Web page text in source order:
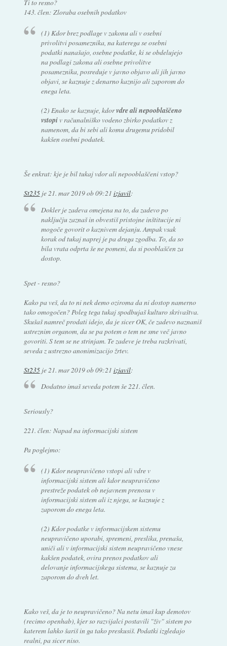
Ti to resno?
143. člen: Zloraba osebnih podatkov
(1) Kdor brez podlage v zakonu ali v osebni
privolitvi posameznika, na katerega se osebni
podatki nanašajo, osebne podatke, ki se obdelujejo
na podlagi zakona ali osebne privolitve
posameznika, posreduje v javno objavo ali jih javno
objavi, se kaznuje z denarno kaznijo ali zaporom do
enega leta.
(2) Enako se kaznuje, kdorvdre ali nepooblaščeno
vstopi v računalniško vodeno zbirko podatkov z
namenom, da bi sebi ali komu drugemu pridobil
kakšen osebni podatek.
Še enkrat: kje je bil tukaj vdor ali nepooblaščeni vstop?
St235je21. mar 2019 ob 09:21 izjavil:
Dokler je zadeva omejena na to, da zadevo po
naključju zaznaš in obvestiš pristojne inštitucije ni
mogoče govorit o kaznivem dejanju. Ampak vsak
korak od tukaj naprej je pa druga zgodba. To, da so
bila vrata odprta še ne pomeni, da si pooblaščen za
dostop.
Spet - resno?
Kako pa veš, da to ni nek demo oziroma da ni dostop namerno
tako omogočen? Poleg tega tukaj spodbujaš kulturo skrivaštva.
Skušaš namreč prodati idejo, da je sicer OK, če zadevo naznaniš
ustreznim organom, da se pa potem o tem ne sme več javno
govoriti. S tem se ne strinjam. Te zadeve je treba razkrivati,
seveda z ustrezno anonimizacijo žrtev.
St235je 21. mar 2019 ob 09:21 izjavil:
Dodatno imaš seveda potem še 221. člen.
Seriously?
221. člen: Napad na informacijski sistem
Pa poglejmo:
(1) Kdor neupravičeno vstopi ali vdre v
informacijski sistem ali kdor neupravičeno
prestreže podatek ob nejavnem prenosu v
informacijski sistem ali iz njega, se kaznuje z
zaporom do enega leta.
(2) Kdor podatke v informacijskem sistemu
neupravičeno uporabi, spremeni, preslika, prenaša,
uniči ali v informacijski sistem neupravičeno vnese
kakšen podatek, ovira prenos podatkov ali
delovanje informacijskega sistema, se kaznuje za
zaporom do dveh let.
Kako veš, da je to neupravičeno? Na netu imaš kup demotov
(recimo openhab), kjer so razvijalci postavili "živ" sistem po
katerem lahko šariš in ga tako preskusiš. Podatki izgledajo
realni, pa sicer niso.